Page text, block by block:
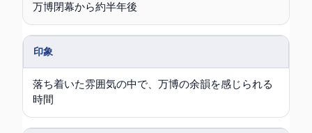
万博閉幕から約半年後
印象
落ち着いた雰囲気の中で、万博の余韻を感じられる
時間